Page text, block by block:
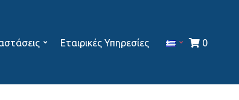
Εταιρικές Υπηρεσίες 0